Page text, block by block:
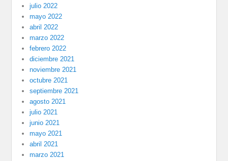
julio 2022
mayo 2022
abril 2022
marzo 2022
febrero 2022
diciembre 2021
noviembre 2021
octubre 2021
septiembre 2021
agosto 2021
julio 2021
junio 2021
mayo 2021
abril 2021
marzo 2021